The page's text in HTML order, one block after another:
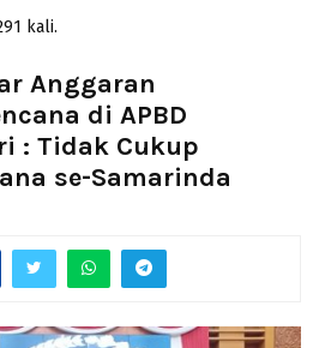
kali.
Anggaran
di APBD
: Tidak Cukup
se-Samarinda